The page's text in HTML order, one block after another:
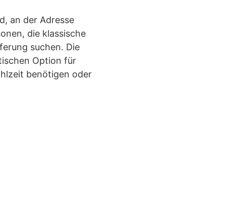
an der Adresse
die klassische
suchen. Die
Option für
benötigen oder